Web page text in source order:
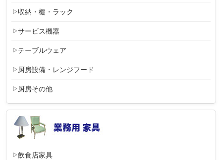
収納・棚・ラック
サービス機器
テーブルウェア
厨房設備・レンジフード
厨房その他
飲食店家具